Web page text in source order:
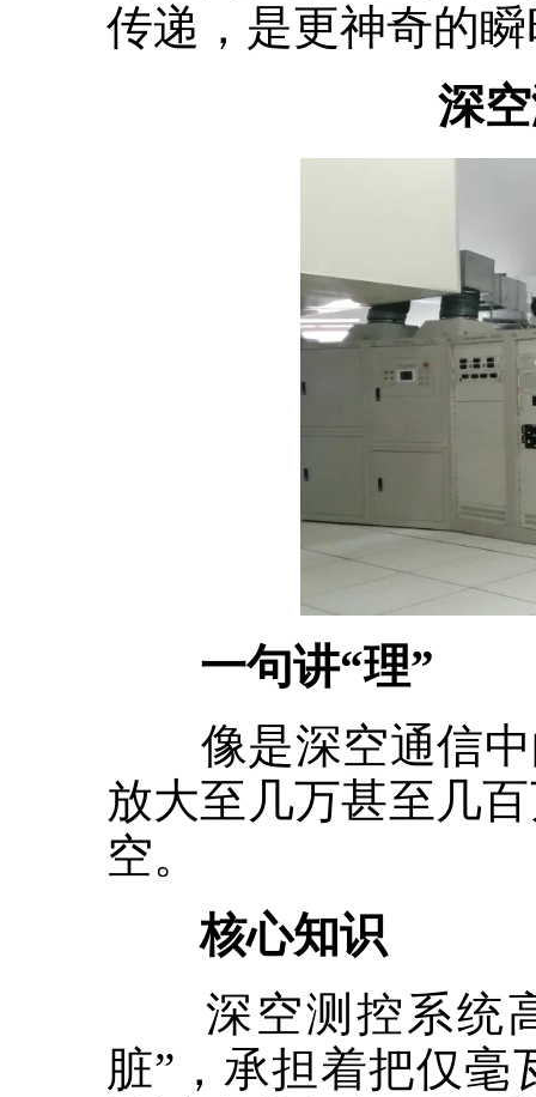
传递，是更神奇的
深
一句讲“理”
像是深空通信中
放大至几万甚至几
空。
核心知识
深空测控系统高
脏”，承担着把仅